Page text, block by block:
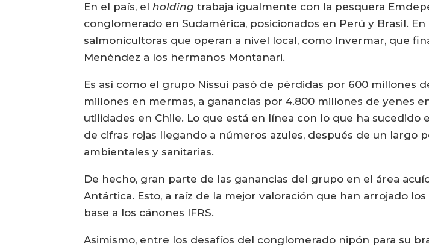
En el país, elholding trabaja igualmente con la pesquera
conglomerado en Sudamérica, posicionados en Perú y Brasil.
salmonicultoras que operan a nivel local, como Invermar, que
Menéndez a los hermanos Montanari.
Es así como el grupo Nissui pasó de pérdidas por 600 millones
millones en mermas, a ganancias por 4.800 millones de yenes
utilidades en Chile. Lo que está en línea con lo que ha
de cifras rojas llegando a números azules, después de un largo
ambientales y sanitarias.
De hecho, gran parte de las ganancias del grupo en el área
Antártica. Esto, a raíz de la mejor valoración que han arrojado
base a los cánones IFRS.
Asimismo, entre los desafíos del conglomerado nipón para su